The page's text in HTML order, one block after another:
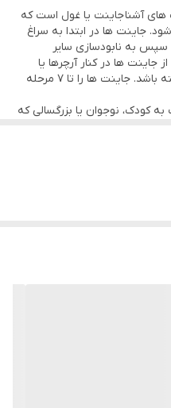
را قسمت کرده و لبخندی با
است نیز همزمان هدیه دهید.
یونیتک می باشد. نوع درگاه
آشنا جاینت یا غول است که
جاینت ها در ابتدا به سراغ
به نابودسازی سایر
جاینت ها در کنار آرچرها یا
ویزاردها می‌تواند بازده بسیار عالی داشته باشد. جاینت ها را تا 7 مرحله
کودک، نوجوان یا بزرگسالی که
یونیتک می باشد. نوع درگاه